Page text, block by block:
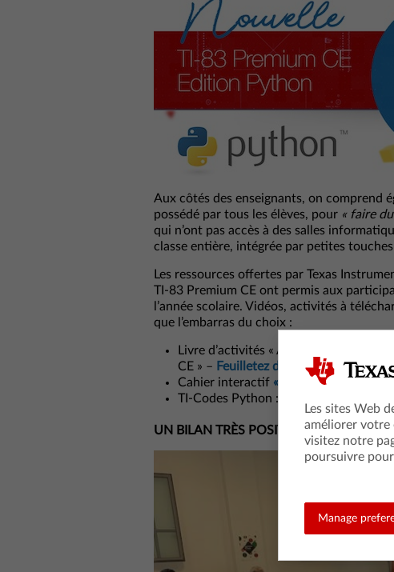
Aux côtés des enseignants, on comprend
possédé par tous les élèves, pour « faire
qui n’ont pas accès à des salles
classe entière, intégrée par petites
Les ressources offertes par Texas
TI-83 Premium CE ont permis aux
l’année scolaire. Vidéos, activités à
que l’embarras du choix :
Livre d’activités « Algorithmique et
CE » – Feuilletez des extraits du livre
Cahier interactif « Python en Seconde
TI-Codes Python :
UN BILAN TRÈS POSITIF
Les sites Web
améliorer votre
visitez notre
poursuivre
Manage